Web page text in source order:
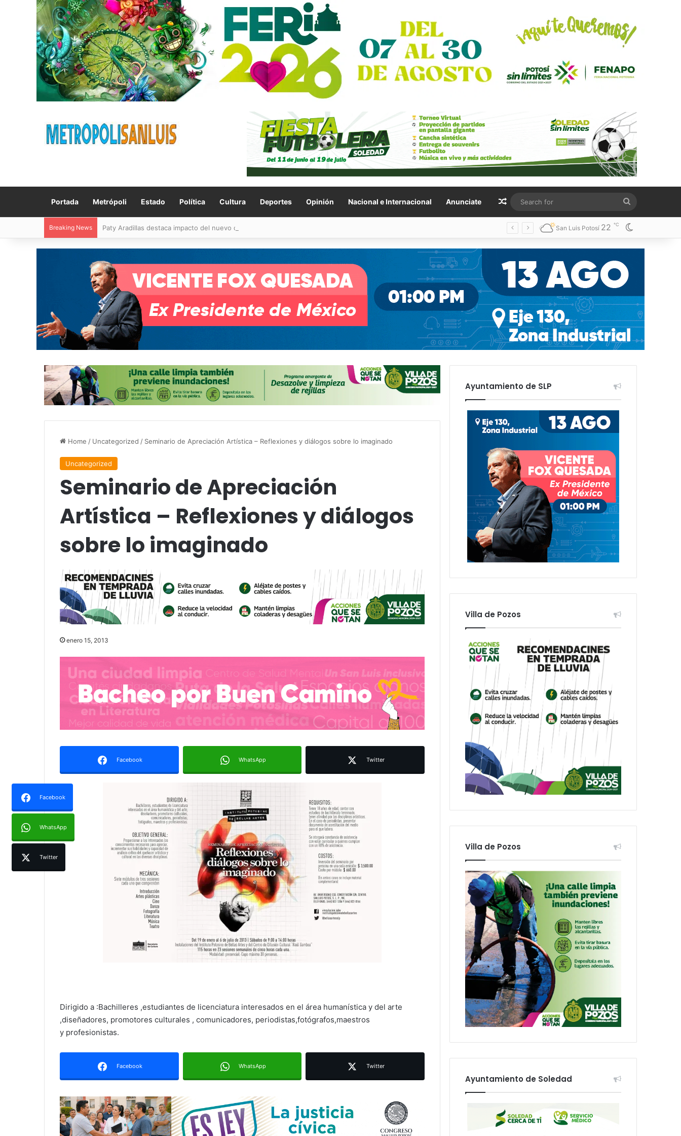
Portada Metrópoli Estado Política Cultura Deportes Opinión Nacional e Internacional Anunciate Random Article
for
Breaking News Paty Aradillas destaca impacto del nuevo desnivel de Circuito Potosí en la movilidad de Villa de Pozos San Luis Potosí 22 ℃
Home / Uncategorized / Seminario de Apreciación Artística – Reflexiones y diálogos sobre lo imaginado
Uncategorized
Seminario de Apreciación
Artística – Reflexiones y diálogos
sobre lo imaginado
enero 15, 2013
Facebook WhatsApp Twitter
Facebook
WhatsApp
Twitter
Dirigido a :Bachilleres ,estudiantes de licenciatura interesados en el área humanística y del arte
,diseñadores, promotores culturales , comunicadores, periodistas,fotógrafos,maestros
y profesionistas.
Facebook WhatsApp Twitter
Juan Manuel Navarro alista
Gobierno del Estado
Carlos Arreola pide a morenistas no
adelantarse y denuncia guerra de
Ayuntamiento de SLP
Villa de Pozos
Villa de Pozos
Ayuntamiento de Soledad